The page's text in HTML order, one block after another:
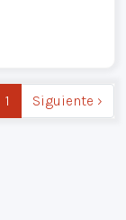
1 Siguiente ›